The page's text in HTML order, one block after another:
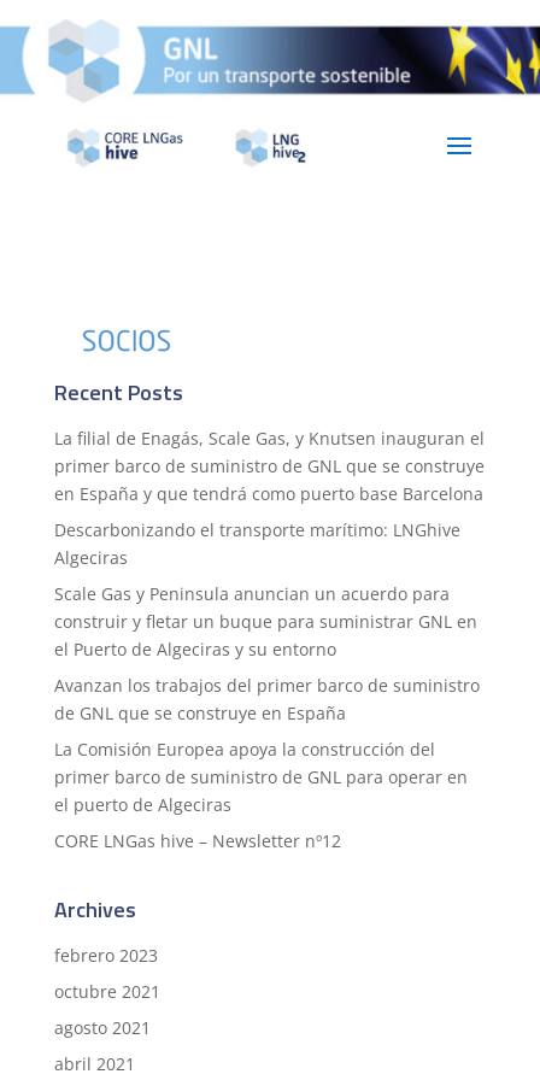
Recent Posts
La filial de Enagás, Scale Gas, y Knutsen inauguran el
primer barco de suministro de GNL que se construye
en España y que tendrá como puerto base Barcelona
Descarbonizando el transporte marítimo: LNGhive
Algeciras
Scale Gas y Peninsula anuncian un acuerdo para
construir y fletar un buque para suministrar GNL en
el Puerto de Algeciras y su entorno
Avanzan los trabajos del primer barco de suministro
de GNL que se construye en España
La Comisión Europea apoya la construcción del
primer barco de suministro de GNL para operar en
el puerto de Algeciras
CORE LNGas hive – Newsletter nº12
Archives
febrero 2023
octubre 2021
agosto 2021
abril 2021